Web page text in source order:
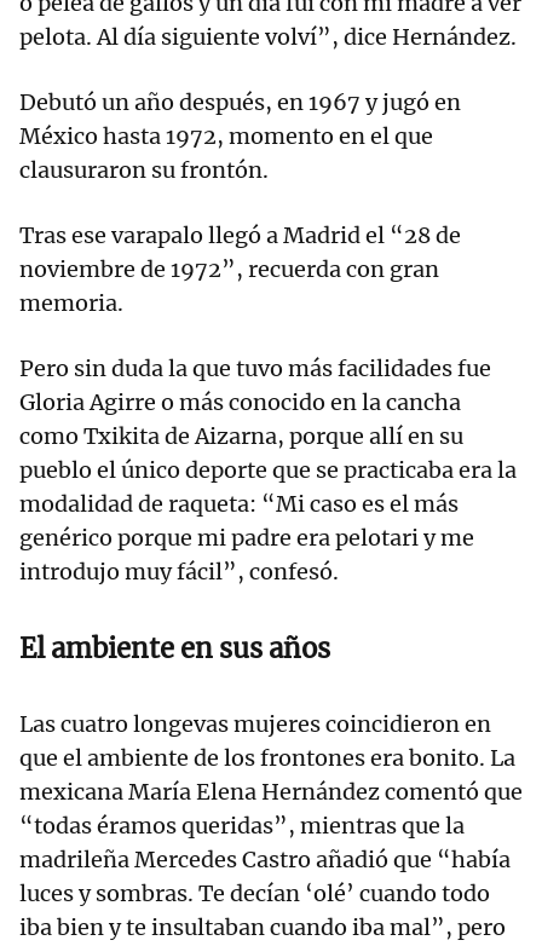
pelota. Al día siguiente volví”, dice Hernández.
Debutó un año después, en 1967 y jugó en
México hasta 1972, momento en el que
clausuraron su frontón.
Tras ese varapalo llegó a Madrid el “28 de
noviembre de 1972”, recuerda con gran
memoria.
Pero sin duda la que tuvo más facilidades fue
Gloria Agirre o más conocido en la cancha
como Txikita de Aizarna, porque allí en su
pueblo el único deporte que se practicaba era la
modalidad de raqueta: “Mi caso es el más
genérico porque mi padre era pelotari y me
introdujo muy fácil”, confesó.
El ambiente en sus años
Las cuatro longevas mujeres coincidieron en
que el ambiente de los frontones era bonito. La
mexicana María Elena Hernández comentó que
“todas éramos queridas”, mientras que la
madrileña Mercedes Castro añadió que “había
luces y sombras. Te decían ‘olé’ cuando todo
iba bien y te insultaban cuando iba mal”, pero